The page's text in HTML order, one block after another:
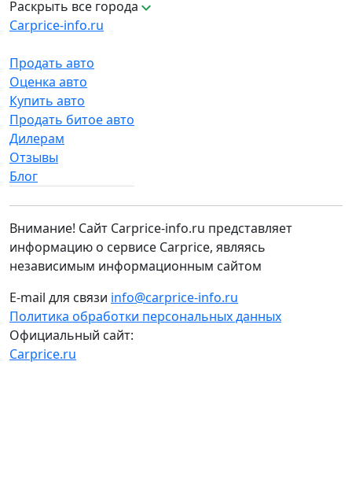
Раскрыть все города
Carprice-info.ru
Продать авто
Оценка авто
Купить авто
Продать битое авто
Дилерам
Отзывы
Блог
Внимание! Сайт Carprice-info.ru представляет
информацию о сервисе Carprice, являясь
независимым информационным сайтом
E-mail для связи info@carprice-info.ru
Политика обработки персональных данных
Официальный сайт:
Carprice.ru